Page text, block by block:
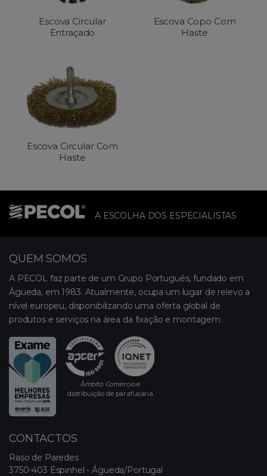
Escova Circular
Entraçado
Escova Copo Com
Haste
Escova Circular Com
Haste
A ESCOLHA DOS ESPECIALISTAS
QUEM SOMOS
A PECOL faz parte de um Grupo Português, fundado em
Águeda, em 1983. Atualmente, ocupa um lugar de relevo a
nível europeu, disponibilizando uma oferta global de
produtos e serviços na área da fixação e montagem.
Âmbito: Comércio e
distribuição de parafusaria
CONTACTOS
Raso de Paredes
3750-403 Espinhel - Águeda/Portugal